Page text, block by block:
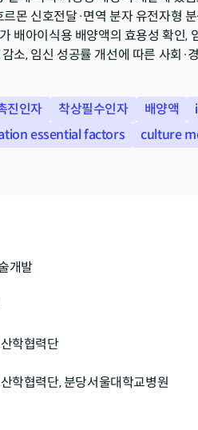
몬 신호전달·면역 분자 유전자형
배아이식용 배양액의 효용성 확인
소, 임신 성공률 개선에 따른 사회
진인자 착상필수인자 배양액
essential factors culture
개발
학협력단
학협력단, 분당서울대학교병원